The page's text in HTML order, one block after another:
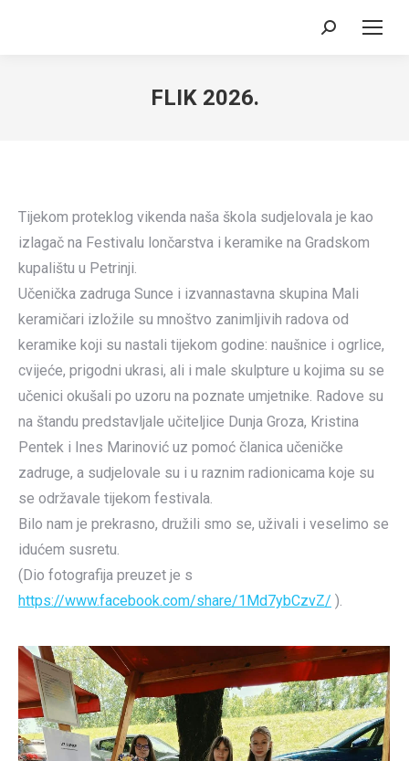
Search:
FLIK 2026.
Tijekom proteklog vikenda naša škola sudjelovala je kao
izlagač na Festivalu lončarstva i keramike na Gradskom
kupalištu u Petrinji.
Učenička zadruga Sunce i izvannastavna skupina Mali
keramičari izložile su mnoštvo zanimljivih radova od
keramike koji su nastali tijekom godine: naušnice i ogrlice,
cvijeće, prigodni ukrasi, ali i male skulpture u kojima su se
učenici okušali po uzoru na poznate umjetnike. Radove su
na štandu predstavljale učiteljice Dunja Groza, Kristina
Pentek i Ines Marinović uz pomoć članica učeničke
zadruge, a sudjelovale su i u raznim radionicama koje su
se održavale tijekom festivala.
Bilo nam je prekrasno, družili smo se, uživali i veselimo se
idućem susretu.
(Dio fotografija preuzet je s
https://www.facebook.com/share/1Md7ybCzvZ/ ).